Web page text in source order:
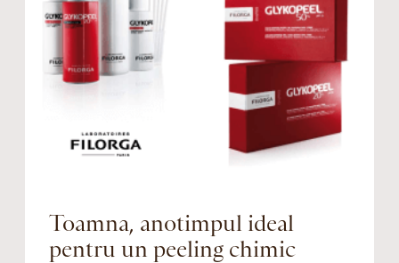
Toamna, anotimpul ideal
pentru un peeling chimic